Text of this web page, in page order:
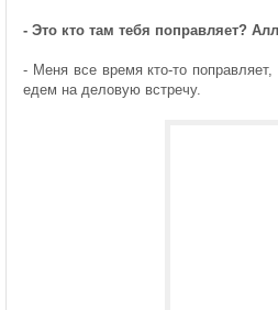
- Это кто там тебя поправляет?
- Меня все время кто-то
едем на деловую встречу.